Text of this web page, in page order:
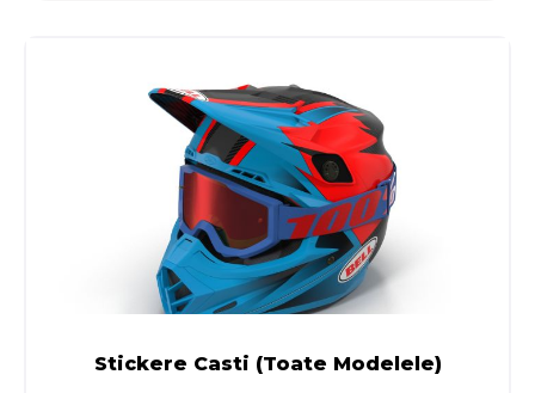
Stickere Casti (Toate Modelele)